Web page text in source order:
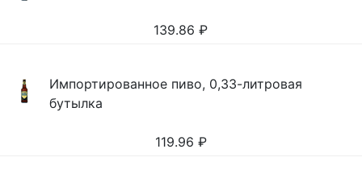
139.86 ₽
Импортированное пиво, 0,33-литровая
бутылка
119.96 ₽